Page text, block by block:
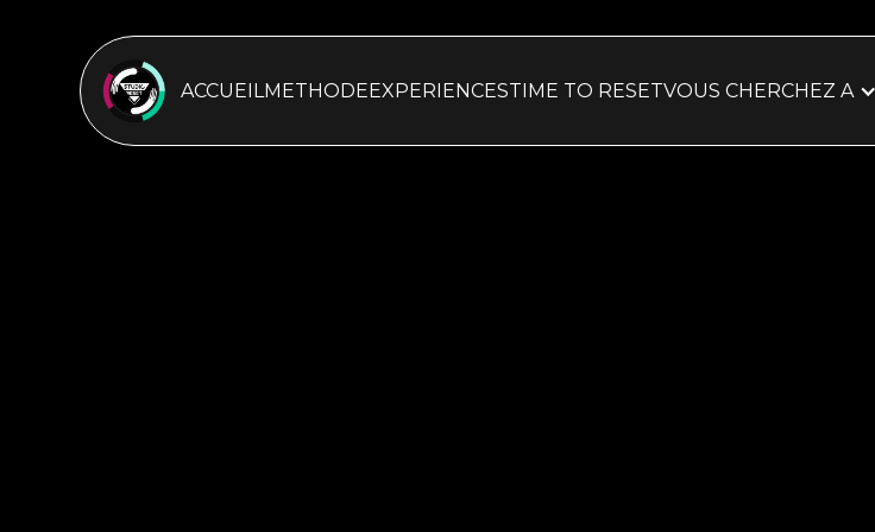
ACCUEILMETHODEEXPERIENCESTIME TO RESETVOUS CHERCHEZ A